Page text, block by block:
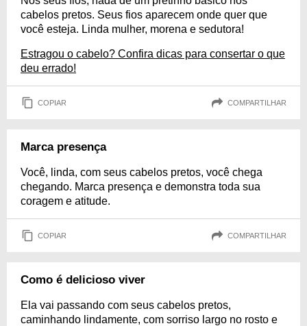
cabelos pretos. Seus fios aparecem onde quer que
você esteja. Linda mulher, morena e sedutora!
Estragou o cabelo? Confira dicas para consertar o que
deu errado!
COPIAR COMPARTILHAR
Marca presença
Você, linda, com seus cabelos pretos, você chega
chegando. Marca presença e demonstra toda sua
coragem e atitude.
COPIAR COMPARTILHAR
Como é delicioso viver
Ela vai passando com seus cabelos pretos,
caminhando lindamente, com sorriso largo no rosto e